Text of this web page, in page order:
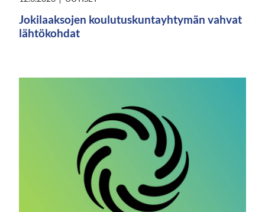
Jokilaaksojen koulutuskuntayhtymän vahvat
lähtökohdat